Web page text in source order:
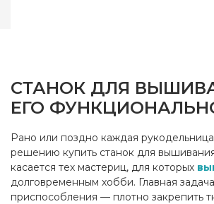
СТАНОК ДЛЯ
ЕГО
Рано или поздно каждая
решению купить станок для
касается тех мастериц, для которых
долговременным хобби. Главная
приспособления — плотно закрепить